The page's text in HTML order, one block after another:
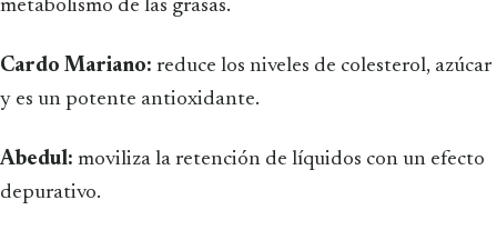
metabolismo de las grasas.
Cardo Mariano: reduce los niveles de colesterol, azúcar
y es un potente antioxidante.
Abedul: moviliza la retención de líquidos con un efecto
depurativo.